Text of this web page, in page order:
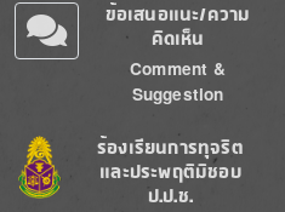
ข้อเสนอแนะ/ความ
คิดเห็น
Comment &
Suggestion
Image
ร้องเรียนการทุจริต
และประพฤติมิชอบ
ป.ป.ช.